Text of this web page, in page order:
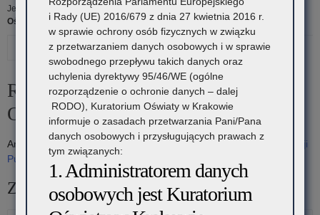
Jesteś tutaj: Strona główna »
Regulamin Kuratorium
Oświaty
Drukuj
Kategoria:
Regulamin
Kuratorium
Oświaty
Regulamin Organizacyjny Kuratorium
Oświaty w Krakowie
Archiwalne wersje Regulaminu dostępne są w
Biuletynie Informacji
Publicznej Kuratorium.
Załączniki
i Rady (UE) 2016/679 z dnia 27 kwietnia 2016 r.
w sprawie ochrony osób fizycznych w związku
z przetwarzaniem danych osobowych i w sprawie
swobodnego przepływu takich danych oraz
uchylenia dyrektywy 95/46/WE (ogólne
rozporządzenie o ochronie danych – dalej
RODO), Kuratorium Oświaty w Krakowie
informuje o zasadach przetwarzania Pani/Pana
danych osobowych i przysługujących prawach z
tym związanych:
1. Administratorem danych
osobowych jest Kuratorium